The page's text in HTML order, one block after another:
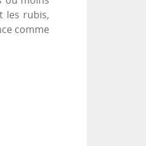
les rubis,
comme